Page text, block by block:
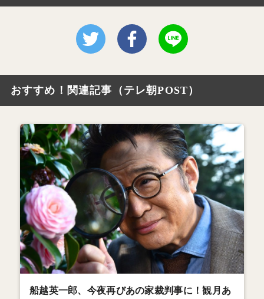
おすすめ！関連記事（テレ朝POST）
船越英一郎、今夜再びあの家裁判事に！観月あ